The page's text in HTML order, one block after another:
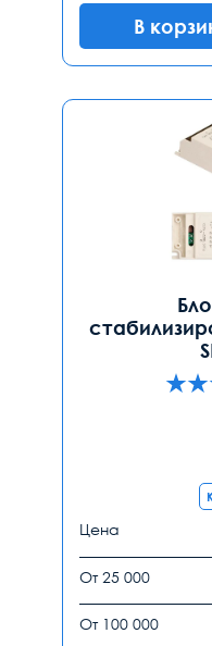
В
Цена
От 25 000
От 100 000